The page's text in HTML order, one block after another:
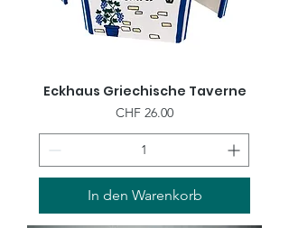
Eckhaus Griechische Taverne
Preis
CHF 26.00
In den Warenkorb